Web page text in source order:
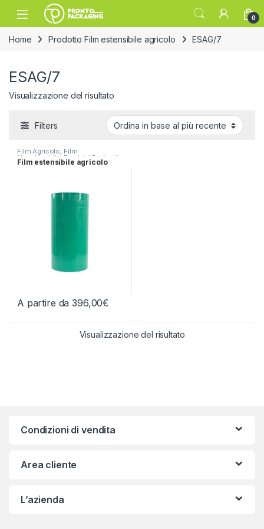
Skip to navigation
Skip to content
Open 0
Home Prodotto Film estensibile agricolo ESAG/7
ESAG/7
Visualizzazione del risultato
Filters
Film Agricolo, Film
Macchinabile, Prodotti Dedicati
Film estensibile agricolo
A partire da396,00€
Questo prodotto ha più varianti. Le opzioni possono essere
Visualizzazione del risultato
Condizioni di vendita
Area cliente
L’azienda